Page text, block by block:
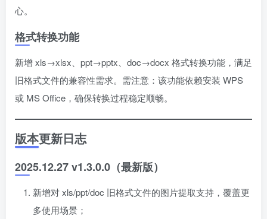
心。
格式转换功能
新增 xls→xlsx、ppt→pptx、doc→docx 格式转换功能，满足
旧格式文件的兼容性需求。需注意：该功能依赖安装 WPS
或 MS Office，确保转换过程稳定顺畅。
版本更新日志
2025.12.27 v1.3.0.0（最新版）
新增对 xls/ppt/doc 旧格式文件的图片提取支持，覆盖更
多使用场景；